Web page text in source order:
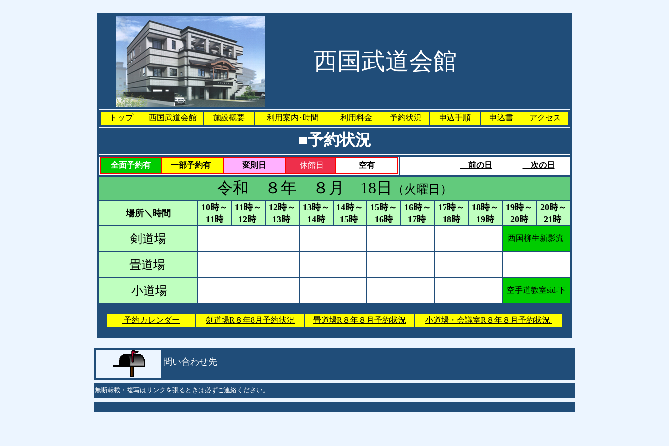
西国武道会館
トップ 西国武道会館 施設概要 利用案内･時間 利用料金 予約状況 申込手順 申込書 アクセス
■予約状況
全面予約有 一部予約有 変則日 休館日 空有 前の日 次の日
令和 ８年 ８月 18日 （火曜日）
場所＼時間
10時～
11時
11時～
12時
12時～
13時
13時～
14時
14時～
15時
15時～
16時
16時～
17時
17時～
18時
18時～
19時
19時～
20時
20時～
21時
剣道場 西国柳生新影流
畳道場
小道場
空手道教室sid-下
予約カレンダー 剣道場R８年8月予約状況 畳道場R８年８月予約状況 小道場・会議室R８年８月予約状況
問い合わせ先
無断転載・複写はリンクを張るときは必ずご連絡ください。